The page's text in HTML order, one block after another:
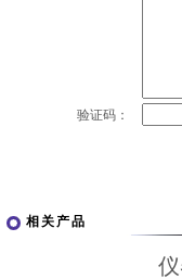
验证码：
相关产品